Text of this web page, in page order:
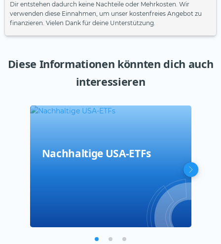
Dir entstehen dadurch keine Nachteile oder Mehrkosten. Wir
verwenden diese Einnahmen, um unser kostenfreies Angebot zu
finanzieren. Vielen Dank für deine Unterstützung.
Diese Informationen könnten dich auch
interessieren
Nachhaltige USA-ETFs